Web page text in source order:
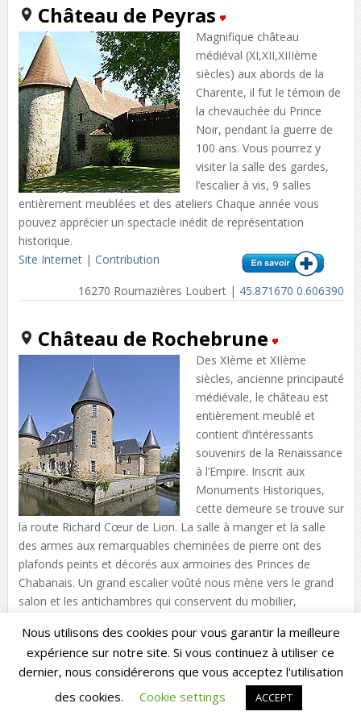
Château de Peyras
Magnifique château
médiéval (XI,XII,XIIIème
siècles) aux abords de la
Charente, il fut le témoin de
la chevauchée du Prince
Noir, pendant la guerre de
100 ans. Vous pourrez y
visiter la salle des gardes,
l’escalier à vis, 9 salles
entièrement meublées et des ateliers Chaque année vous
pouvez apprécier un spectacle inédit de représentation
historique.
Site Internet| Contribution
16270 Roumazières Loubert | 45.871670 0.606390
Château de Rochebrune
Des XIème et XIIème
siècles, ancienne principauté
médiévale, le château est
entièrement meublé et
contient d’intéressants
souvenirs de la Renaissance
à l’Empire. Inscrit aux
Monuments Historiques,
cette demeure se trouve sur
la route Richard Cœur de Lion. La salle à manger et la salle
des armes aux remarquables cheminées de pierre ont des
plafonds peints et décorés aux armoiries des Princes de
Chabanais. Un grand escalier voûté nous mène vers le grand
salon et les antichambres qui conservent du mobilier,
batailles du Général Comte Dupont.
Site Internet|Contribution
16150 Étagnac |45.896671 0.787220
Nous utilisons des cookies pour vous garantir la meilleure
expérience sur notre site. Si vous continuez à utiliser ce
dernier, nous considérerons que vous acceptez l'utilisation
des cookies.
Cookie settings ACCEPT